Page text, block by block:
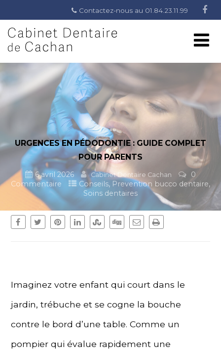
Contactez-nous au 01.84.23.11.99
URGENCES EN PÉDODONTIE : GUIDE COMPLET
POUR PARENTS
6 avril 2026 Cabinet Dentaire Cachan
0
Commentaire
Conseils, Prevention bucco dentaire,
Soins dentaires
Imaginez votre enfant qui court dans le
jardin, trébuche et se cogne la bouche
contre le bord d’une table. Comme un
pompier qui évalue rapidement une